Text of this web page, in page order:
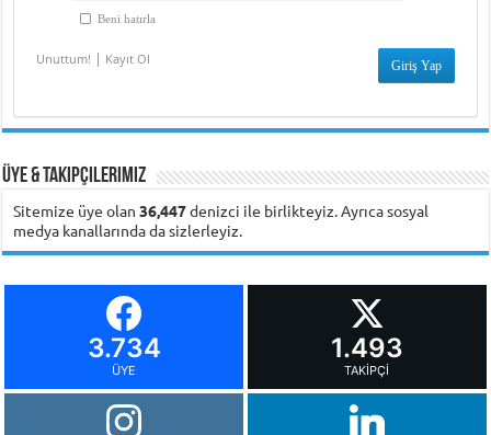
Beni hatırla
Unuttum! | Kayıt Ol
Üye & Takipçilerimiz
Sitemize üye olan36,447denizci ile birlikteyiz. Ayrıca sosyal
medya kanallarında da sizlerleyiz.
3.734
ÜYE
1.493
TAKIPÇI